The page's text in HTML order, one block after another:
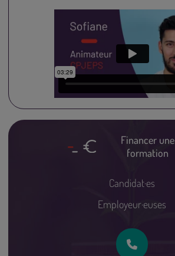
Financer une
formation
Candidat·es
Employeur·euses